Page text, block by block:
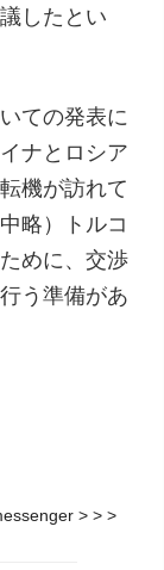
したとい
ての発表に
ナとロシア
機が訪れて
略）トルコ
めに、交渉
う準備があ
> > >